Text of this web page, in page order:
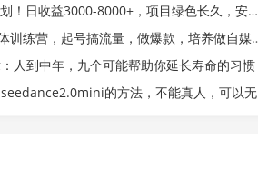
3000-8000+，项目绿色长久，安全合规靠谱，可批量放大。扶持工作室和分公司
训练营，起号搞流量，做爆款，培养做自媒体能力
人到中年，九个可能帮助你延长寿命的习惯
的方法，不能真人，可以无限10秒视频，9图+3音频参考